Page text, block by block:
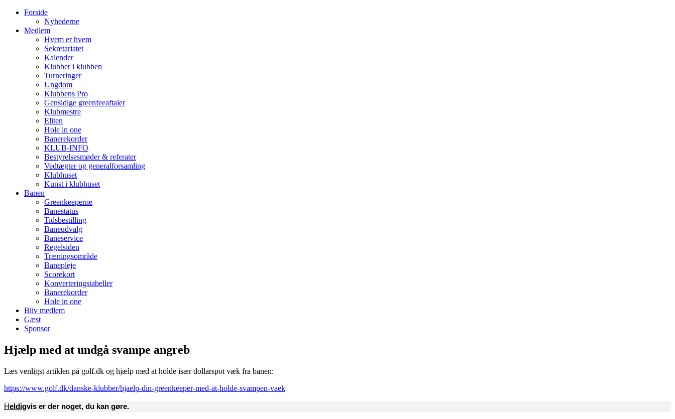
Forside
Nyhederne
Medlem
Hvem er hvem
Sekretariatet
Kalender
Klubber i klubben
Turneringer
Ungdom
Klubbens Pro
Gensidige greenfeeaftaler
Klubmestre
Eliten
Hole in one
Banerekorder
KLUB-INFO
Bestyrelsesmøder & referater
Vedtægter og generalforsamling
Klubhuset
Kunst i klubhuset
Banen
Greenkeeperne
Banestatus
Tidsbestilling
Baneudvalg
Baneservice
Regelsiden
Træningsområde
Banepleje
Scorekort
Konverteringstabeller
Banerekorder
Hole in one
Bliv medlem
Gæst
Sponsor
Hjælp med at undgå svampe angreb
Læs venligst artiklen på golf.dk og hjælp med at holde især dollarspot væk fra banen:
https://www.golf.dk/danske-klubber/hjaelp-din-greenkeeper-med-at-holde-svampen-vaek
Heldigvis er der noget, du kan gøre.